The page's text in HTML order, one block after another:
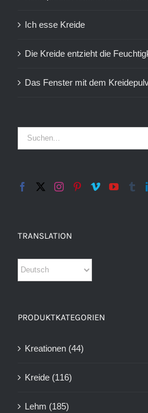
Ich esse Kreide
Die Kreide entzieht die
Das Fenster mit dem
TRANSLATION
PRODUKTKATEGORIEN
Kreationen (44)
Kreide (116)
Lehm (185)